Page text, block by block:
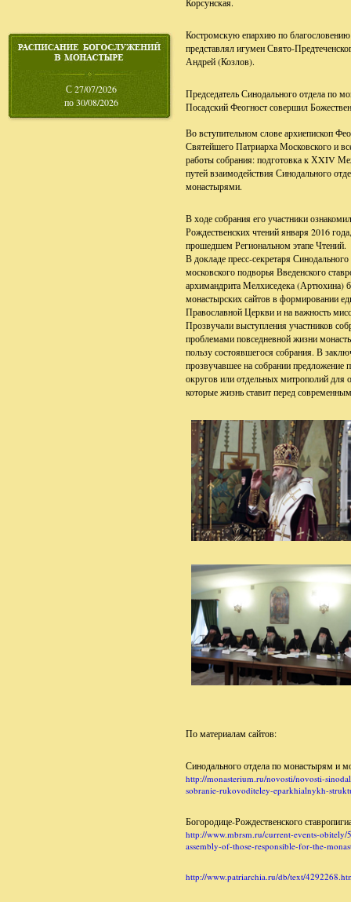
С 27/07/2026
по 30/08/2026
Костромскую епархию по
представлял игумен Свято-
Андрей (Козлов).
Председатель Синодального отдела по
Посадский Феогност совершил
Во вступительном слове архиепископ
Святейшего Патриарха Московского и
работы собрания: подготовка к ХXIV
путей взаимодействия Синодального
монастырями.
В ходе собрания его участники
Рождественских чтений января 2016
прошедшем Региональном этапе Чтений.
В докладе пресс-секретаря
московского подворья Введенского
архимандрита Мелхиседека (Артюхина)
монастырских сайтов в формировании
Православной Церкви и на важность
Прозвучали выступления участников
проблемами повседневной жизни
пользу состоявшегося собрания. В
прозвучавшее на собрании предложение
округов или отдельных митрополий
которые жизнь ставит перед
По материалам сайтов:
Синодального отдела по монастырям и
http://monasterium.ru/novosti/novosti-
sobranie-rukovoditeley-eparkhialnykh-
Богородице-Рождественского
http://www.mbrsm.ru/current-events-
assembly-of-those-responsible-for-the-
http://www.patriarchia.ru/db/text/